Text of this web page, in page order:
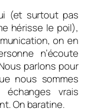
(et surtout pas
hérisse le poil),
on en
n’écoute
parlons pour
nous sommes
vrais
On baratine.